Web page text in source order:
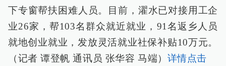
下专窗帮扶困难人员。目前，濯水已对接用工企
业26家，帮103名群众就近就业，91名返乡人员
就地创业就业，发放灵活就业社保补贴10万元。
（记者 谭登帆 通讯员 张华容 马端） 详情点击